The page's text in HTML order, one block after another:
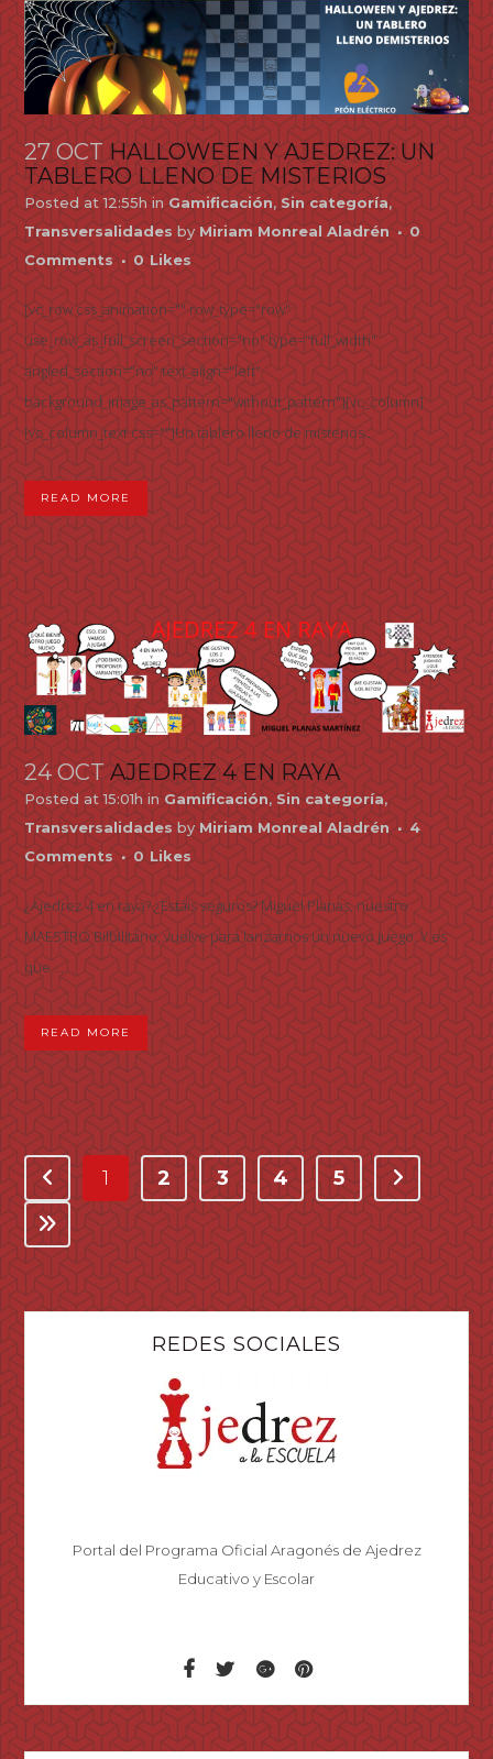
27 OCT HALLOWEEN Y AJEDREZ: UN
TABLERO LLENO DE MISTERIOS
Posted at 12:55hinGamificación, Sin categoría,
Transversalidades byMiriam Monreal Aladrén
0
Comments
0 Likes
[vc_row css_animation="" row_type="row"
use_row_as_full_screen_section="no" type="full_width"
angled_section="no" text_align="left"
background_image_as_pattern="without_pattern"][vc_column]
[vc_column_text css=""]Un tablero lleno de misterios...
READ MORE
24 OCT AJEDREZ 4 EN RAYA
Posted at 15:01hinGamificación,Sin categoría,
Transversalidades byMiriam Monreal Aladrén
4
Comments
0 Likes
¿Ajedrez 4 en raya? ¿Estáis seguros? Miguel Planas, nuestro
MAESTRO Bilbilitano, vuelve para lanzarnos un nuevo juego. Y es
que ...
READ MORE
1 2 3 4 5
REDES SOCIALES
Portal del Programa Oficial Aragonés de Ajedrez
Educativo y Escolar